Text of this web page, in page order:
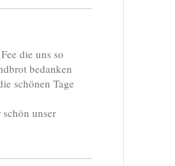
die uns so
bedanken
schönen Tage
unser